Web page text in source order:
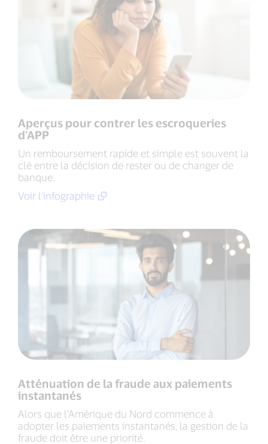
Aperçus pour contrer les escroqueries
d'APP
Un remboursement rapide et simple est souvent la
clé entre la décision de rester ou de changer de
banque.
Voir l'infographie
Atténuation de la fraude aux paiements
instantanés
Alors que l'Amérique du Nord commence à
adopter les paiements instantanés, la gestion de la
fraude doit être une priorité.